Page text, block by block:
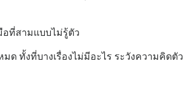
อที่สามแบบไม่รู้ตัว
ด ทั้งที่บางเรื่องไม่มีอะไร ระวังความคิดตัว